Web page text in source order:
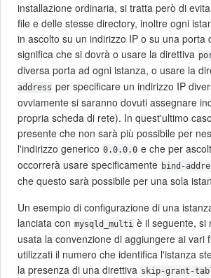
installazione ordinaria, si tratta però di
file e delle stesse directory, inoltre ogni
in ascolto su un indirizzo IP o su una porta
significa che si dovrà o usare la direttiva
diversa porta ad ogni istanza, o usare la
address per specificare un indirizzo IP
ovviamente si saranno dovuti assegnare
propria scheda di rete). In quest'ultimo
presente che non sarà più possibile per
l'indirizzo generico 0.0.0.0 e che per
occorrerà usare specificamente bind-
che questo sarà possibile per una sola
Un esempio di configurazione di una
lanciata con mysqld_multi è il seguente, si
usata la convenzione di aggiungere ai vari
utilizzati il numero che identifica l'istanza
la presenza di una direttiva skip-grant-